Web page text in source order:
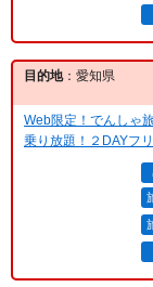
目的地：愛知県
Web限定！でんしゃ
乗り放題！２DAYフ